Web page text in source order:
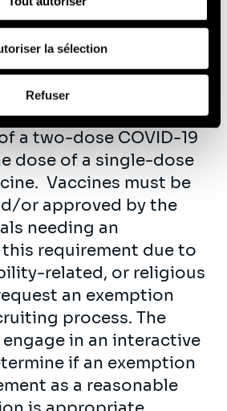
informations que vous leur avez
collectées lors de votre utilisation
tiers).
et comment nous traitons
des données à caractère
la sélection
Refuser
means that the
provide acceptable
has received,
(14) days prior to the
date, either the
a two-dose COVID-19
dose of a single-dose
Vaccines must be
or approved by the
needing an
requirement due to
related, or religious
an exemption
process. The
in an interactive
if an exemption
as a reasonable